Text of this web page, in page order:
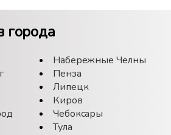
города
Набережные Челны
Пенза
Липецк
Киров
Чебоксары
Тула